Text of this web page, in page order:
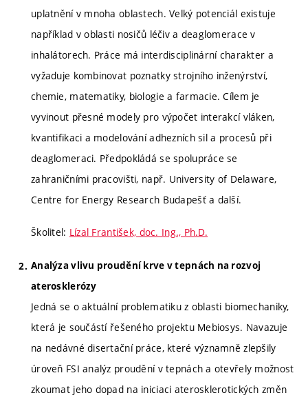
uplatnění v mnoha oblastech. Velký potenciál existuje
například v oblasti nosičů léčiv a deaglomerace v
inhalátorech. Práce má interdisciplinární charakter a
vyžaduje kombinovat poznatky strojního inženýrství,
chemie, matematiky, biologie a farmacie. Cílem je
vyvinout přesné modely pro výpočet interakcí vláken,
kvantifikaci a modelování adhezních sil a procesů při
deaglomeraci. Předpokládá se spolupráce se
zahraničními pracovišti, např. University of Delaware,
Centre for Energy Research Budapešť a další.
Školitel: Lízal František, doc. Ing., Ph.D.
Analýza vlivu proudění krve v tepnách na rozvoj
aterosklerózy
Jedná se o aktuální problematiku z oblasti biomechaniky,
která je součástí řešeného projektu Mebiosys. Navazuje
na nedávné disertační práce, které významně zlepšily
úroveň FSI analýz proudění v tepnách a otevřely možnost
zkoumat jeho dopad na iniciaci aterosklerotických změn